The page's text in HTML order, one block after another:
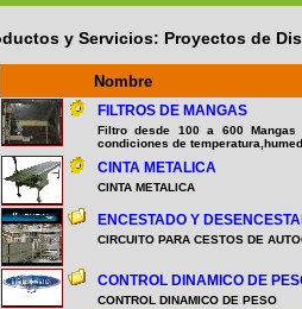
y Servicios: Proyectos de
Nombre
FILTROS DE MANGAS
Filtro desde 100 a 600
condiciones de
CINTA METALICA
CINTA METALICA
ENCESTADO Y
CIRCUITO PARA CESTOS DE
CONTROL DINAMICO DE
CONTROL DINAMICO DE PESO